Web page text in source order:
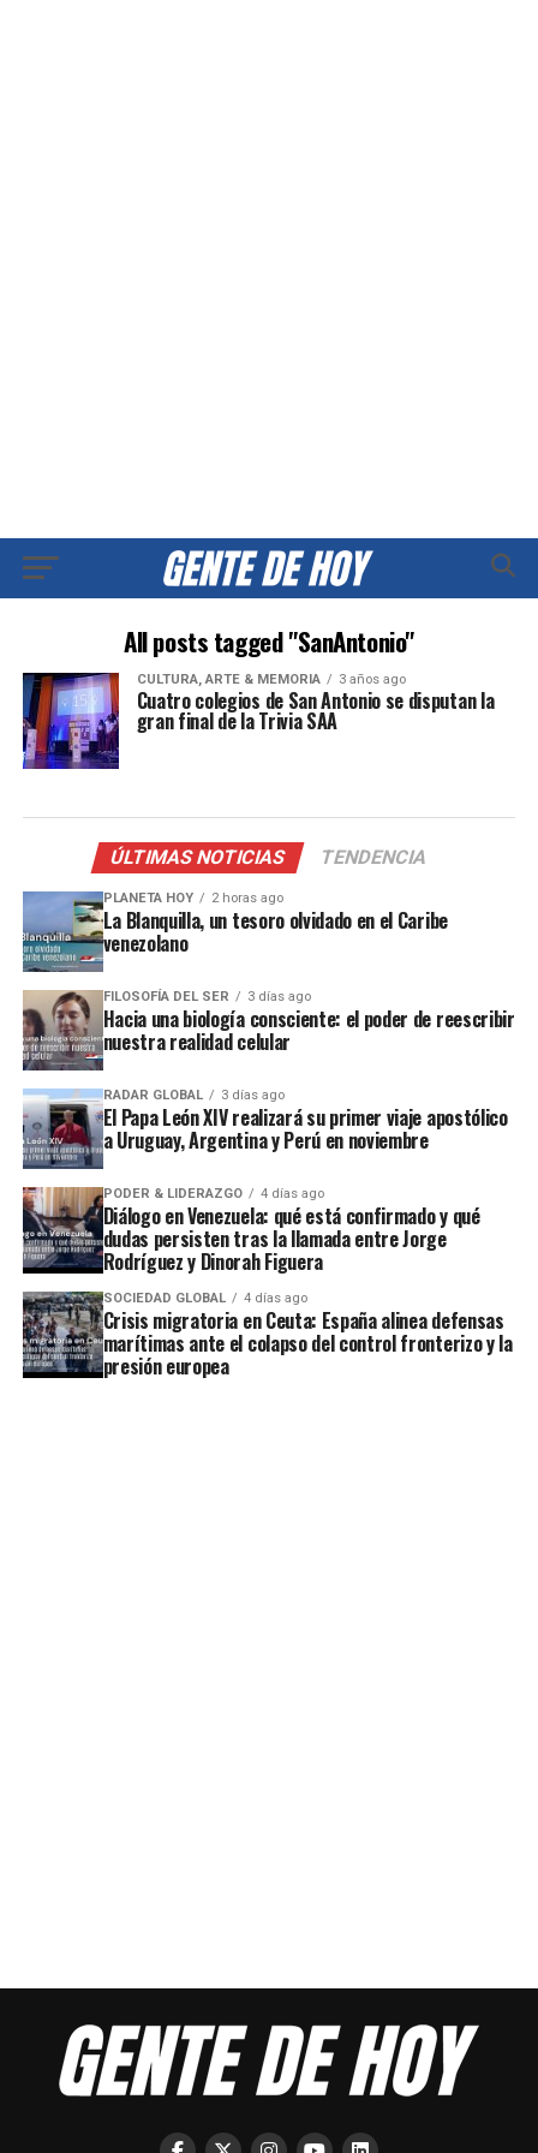
All posts tagged "SanAntonio"
CULTURA, ARTE & MEMORIA 3 años ago
Cuatro colegios de San Antonio se disputan la
gran final de la Trivia SAA
ÚLTIMAS NOTICIAS TENDENCIA
PLANETA HOY 2 horas ago
La Blanquilla, un tesoro olvidado en el Caribe
venezolano
FILOSOFÍA DEL SER 3 días ago
Hacia una biología consciente: el poder de reescribir
nuestra realidad celular
RADAR GLOBAL 3 días ago
El Papa León XIV realizará su primer viaje apostólico
a Uruguay, Argentina y Perú en noviembre
PODER & LIDERAZGO 4 días ago
Diálogo en Venezuela: qué está confirmado y qué
dudas persisten tras la llamada entre Jorge
Rodríguez y Dinorah Figuera
SOCIEDAD GLOBAL 4 días ago
Crisis migratoria en Ceuta: España alinea defensas
marítimas ante el colapso del control fronterizo y la
presión europea